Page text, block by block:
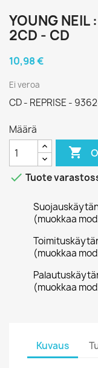
YOUNG NEIL
2CD - CD
10,98 €
Ei veroa
CD - REPRISE -
Määrä

 Tuote
(muokkaa
(muokkaa
(muokkaa
Kuvaus